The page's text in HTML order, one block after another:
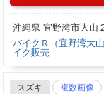
沖縄県 宜野湾市大山
バイクＲ（宜野湾大
イク販売
スズキ 複数画像